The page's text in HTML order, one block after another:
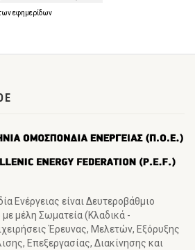
εφημερίδων
Ενέργειας είναι Δευτεροβάθμιο
μέλη Σωματεία (Κλαδικά -
Έρευνας, Μελετών, Εξόρυξης
Επεξεργασίας, Διακίνησης και